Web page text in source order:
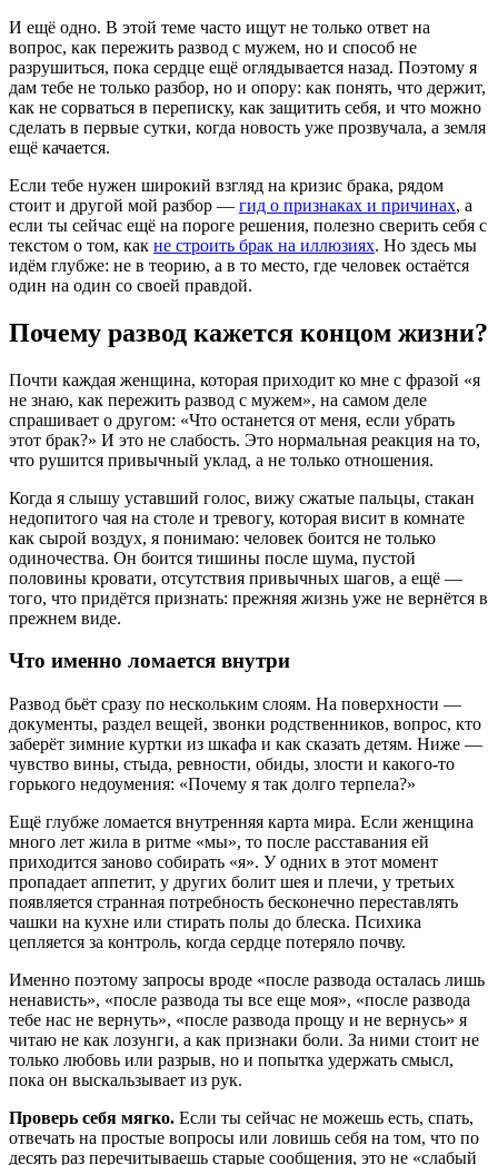
И ещё одно. В этой теме часто ищут не только ответ на
вопрос, как пережить развод с мужем, но и способ не
разрушиться, пока сердце ещё оглядывается назад. Поэтому я
дам тебе не только разбор, но и опору: как понять, что держит,
как не сорваться в переписку, как защитить себя, и что можно
сделать в первые сутки, когда новость уже прозвучала, а земля
ещё качается.
Если тебе нужен широкий взгляд на кризис брака, рядом
стоит и другой мой разбор — гид о признаках и причинах, а
если ты сейчас ещё на пороге решения, полезно сверить себя с
текстом о том, как не строить брак на иллюзиях. Но здесь мы
идём глубже: не в теорию, а в то место, где человек остаётся
один на один со своей правдой.
Почему развод кажется концом жизни?
Почти каждая женщина, которая приходит ко мне с фразой «я
не знаю, как пережить развод с мужем», на самом деле
спрашивает о другом: «Что останется от меня, если убрать
этот брак?» И это не слабость. Это нормальная реакция на то,
что рушится привычный уклад, а не только отношения.
Когда я слышу уставший голос, вижу сжатые пальцы, стакан
недопитого чая на столе и тревогу, которая висит в комнате
как сырой воздух, я понимаю: человек боится не только
одиночества. Он боится тишины после шума, пустой
половины кровати, отсутствия привычных шагов, а ещё —
того, что придётся признать: прежняя жизнь уже не вернётся в
прежнем виде.
Что именно ломается внутри
Развод бьёт сразу по нескольким слоям. На поверхности —
документы, раздел вещей, звонки родственников, вопрос, кто
заберёт зимние куртки из шкафа и как сказать детям. Ниже —
чувство вины, стыда, ревности, обиды, злости и какого-то
горького недоумения: «Почему я так долго терпела?»
Ещё глубже ломается внутренняя карта мира. Если женщина
много лет жила в ритме «мы», то после расставания ей
приходится заново собирать «я». У одних в этот момент
пропадает аппетит, у других болит шея и плечи, у третьих
появляется странная потребность бесконечно переставлять
чашки на кухне или стирать полы до блеска. Психика
цепляется за контроль, когда сердце потеряло почву.
Именно поэтому запросы вроде «после развода осталась лишь
ненависть», «после развода ты все еще моя», «после развода
тебе нас не вернуть», «после развода прощу и не вернусь» я
читаю не как лозунги, а как признаки боли. За ними стоит не
только любовь или разрыв, но и попытка удержать смысл,
пока он выскальзывает из рук.
Проверь себя мягко. Если ты сейчас не можешь есть, спать,
отвечать на простые вопросы или ловишь себя на том, что по
десять раз перечитываешь старые сообщения, это не «слабый